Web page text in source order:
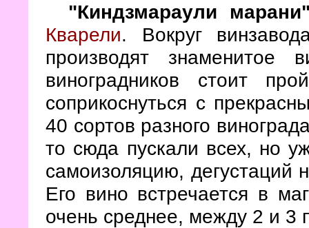
"Киндзмараули
Кварели. Вокруг
производят знаменитое
виноградников стоит
соприкоснуться с
40 сортов разного
то сюда пускали всех, но
самоизоляцию, дегустаций
Его вино встречается в
очень среднее, между 2 и 3